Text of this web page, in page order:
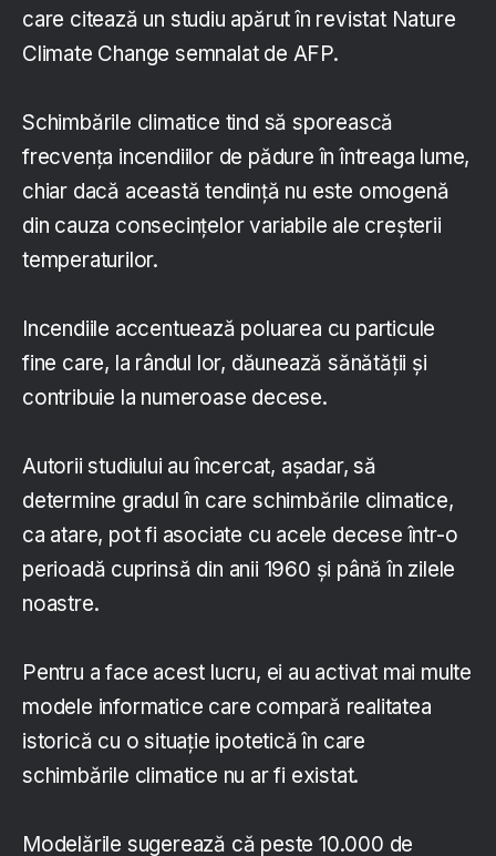
care citează un studiu apărut în revistat Nature
Climate Change semnalat de AFP.
Schimbările climatice tind să sporească
frecvenţa incendiilor de pădure în întreaga lume,
chiar dacă această tendinţă nu este omogenă
din cauza consecinţelor variabile ale creşterii
temperaturilor.
Incendiile accentuează poluarea cu particule
fine care, la rândul lor, dăunează sănătăţii şi
contribuie la numeroase decese.
Autorii studiului au încercat, aşadar, să
determine gradul în care schimbările climatice,
ca atare, pot fi asociate cu acele decese într-o
perioadă cuprinsă din anii 1960 şi până în zilele
noastre.
Pentru a face acest lucru, ei au activat mai multe
modele informatice care compară realitatea
istorică cu o situaţie ipotetică în care
schimbările climatice nu ar fi existat.
Modelările sugerează că peste 10.000 de